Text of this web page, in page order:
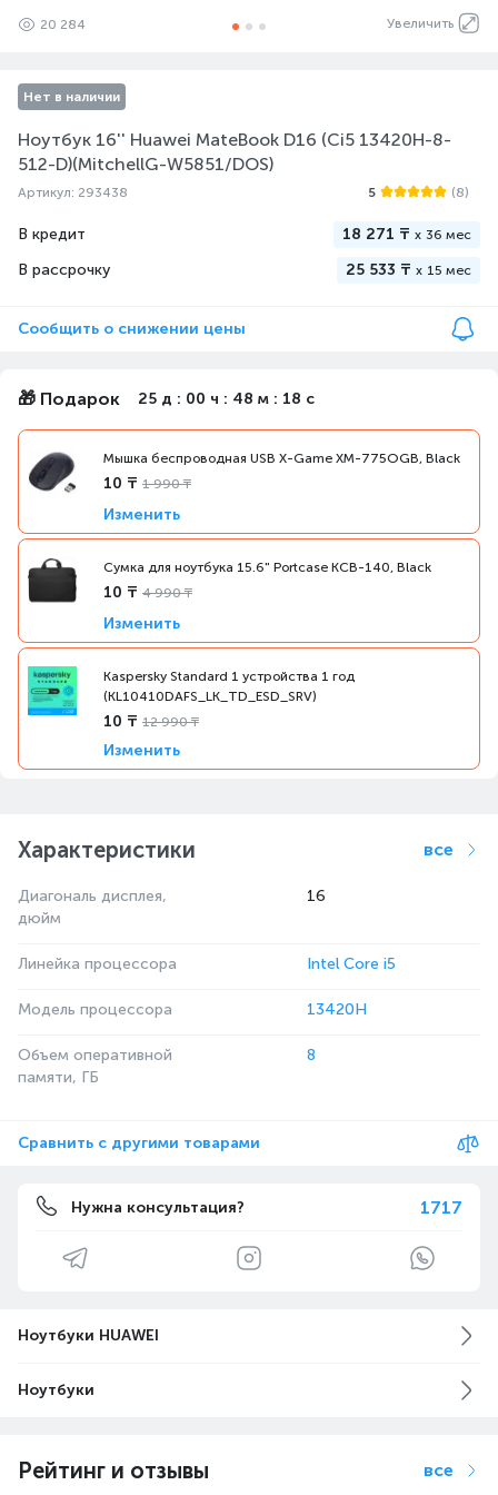
Увеличить
20 284
Нет в наличии
Ноутбук 16'' Huawei MateBook D16 (Ci5 13420H-8-
512-D)(MitchellG-W5851/DOS)
Артикул: 293438 5 (8)
В кредит 18 271 ₸ x 36 мес
В рассрочку 25 533 ₸ x 15 мес
Сообщить о снижении цены
🎁 Подарок 25 д : 00 ч : 48 м : 17 с
Мышка беспроводная USB X-Game XM-775OGB, Black
10 ₸ 1 990 ₸
Изменить
Сумка для ноутбука 15.6" Portcase KCB-140, Black
10 ₸ 4 990 ₸
Изменить
Kaspersky Standard 1 устройства 1 год
(KL10410DAFS_LK_TD_ESD_SRV)
10 ₸ 12 990 ₸
Изменить
Характеристики все
Диагональ дисплея,
дюйм
16
Линейка процессора Intel Core i5
Модель процессора 13420H
Объем оперативной
памяти, ГБ
8
Сравнить с другими товарами
Нужна консультация? 1717
Ноутбуки HUAWEI
Ноутбуки
Рейтинг и отзывы все